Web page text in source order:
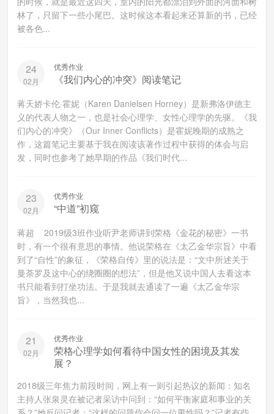
林了，只留下一些小尾巴。这时候这本看起来还算新的书，已经
被各色...
24
02月
优秀作业
《我们内心的冲突》阅读笔记
蒋天娇卡伦·霍妮（Karen Danielsen Horney）是新弗洛伊德主
义的代表人物之一，也是社会心理学、女性心理学的先驱。《我
们内心的冲突》（Our Inner Conflicts）是霍妮晚期的成熟之
作，这篇笔记主要基于我在阅读该著作过程中获得的体会与启
发，同时也参考了她早期的作品《我们时代...
23
02月
优秀作业
“中道”初窥
蒋超 2019级3班作业听尹老师讲到荣格《金花的秘密》一书
时，有一个很有意思的事情。他说荣格在《太乙金华宗旨》中看
到了“自性”的象征，《荣格自传》里的说法是：“文中所述关于
曼荼罗及这中心的绕圈圈的想法”，但是他又说中国人去看这本
书只能看到打坐功法。于是我就去通读了一遍《太乙金华宗
旨》，当然我也...
21
02月
优秀作业
荣格心理学如何看待中国女性的困境及其发
展？
2018级三年焦力前段时间，网上有一则引起热议的新闻：知名
主持人张泉灵在被记者采访中问到：“如何平衡家庭和事业的关